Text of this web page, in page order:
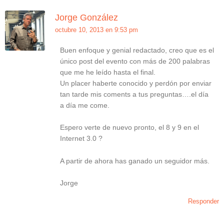
Jorge González
octubre 10, 2013 en 9:53 pm
Buen enfoque y genial redactado, creo que es el
único post del evento con más de 200 palabras
que me he leído hasta el final.
Un placer haberte conocido y perdón por enviar
tan tarde mis coments a tus preguntas….el día
a día me come.
Espero verte de nuevo pronto, el 8 y 9 en el
Internet 3.0 ?
A partir de ahora has ganado un seguidor más.
Jorge
Responder